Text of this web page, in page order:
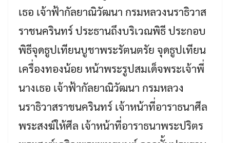
เธอ เจ้าฟ้ากัลยาณิวัฒนา กรมหลวงนราธิวาส
ราชนครินทร์ ประธานถึงบริเวณพิธี ประกอบ
พิธีจุดธูปเทียนบูชาพระรัตนตรัย จุดธูปเทียน
เครื่องทองน้อย หน้าพระรูปสมเด็จพระเจ้าพี่
นางเธอ เจ้าฟ้ากัลยาณิวัฒนา กรมหลวง
นราธิวาสราชนครินทร์ เจ้าหน้าที่อาราธนาศีล
พระสงฆ์ให้ศีล เจ้าหน้าที่อาราธนาพระปริตร